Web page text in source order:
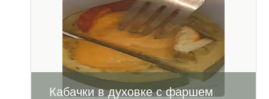
Кабачки в духовке с фаршем